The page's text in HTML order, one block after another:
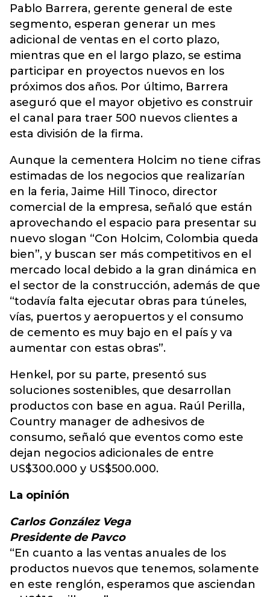
Pablo Barrera, gerente general de este
segmento, esperan generar un mes
adicional de ventas en el corto plazo,
mientras que en el largo plazo, se estima
participar en proyectos nuevos en los
próximos dos años. Por último, Barrera
aseguró que el mayor objetivo es construir
el canal para traer 500 nuevos clientes a
esta división de la firma.
Aunque la cementera Holcim no tiene cifras
estimadas de los negocios que realizarían
en la feria, Jaime Hill Tinoco, director
comercial de la empresa, señaló que están
aprovechando el espacio para presentar su
nuevo slogan “Con Holcim, Colombia queda
bien”, y buscan ser más competitivos en el
mercado local debido a la gran dinámica en
el sector de la construcción, además de que
“todavía falta ejecutar obras para túneles,
vías, puertos y aeropuertos y el consumo
de cemento es muy bajo en el país y va
aumentar con estas obras”.
Henkel, por su parte, presentó sus
soluciones sostenibles, que desarrollan
productos con base en agua. Raúl Perilla,
Country manager de adhesivos de
consumo, señaló que eventos como este
dejan negocios adicionales de entre
US$300.000 y US$500.000.
La opinión
Carlos González Vega
Presidente de Pavco
“En cuanto a las ventas anuales de los
productos nuevos que tenemos, solamente
en este renglón, esperamos que asciendan